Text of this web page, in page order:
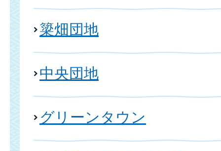
簗畑団地
中央団地
グリーンタウン